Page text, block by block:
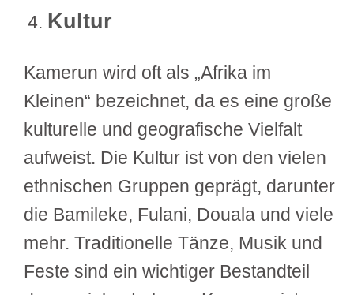
Kultur
Kamerun wird oft als „Afrika im
Kleinen“ bezeichnet, da es eine große
kulturelle und geografische Vielfalt
aufweist. Die Kultur ist von den vielen
ethnischen Gruppen geprägt, darunter
die Bamileke, Fulani, Douala und viele
mehr. Traditionelle Tänze, Musik und
Feste sind ein wichtiger Bestandteil